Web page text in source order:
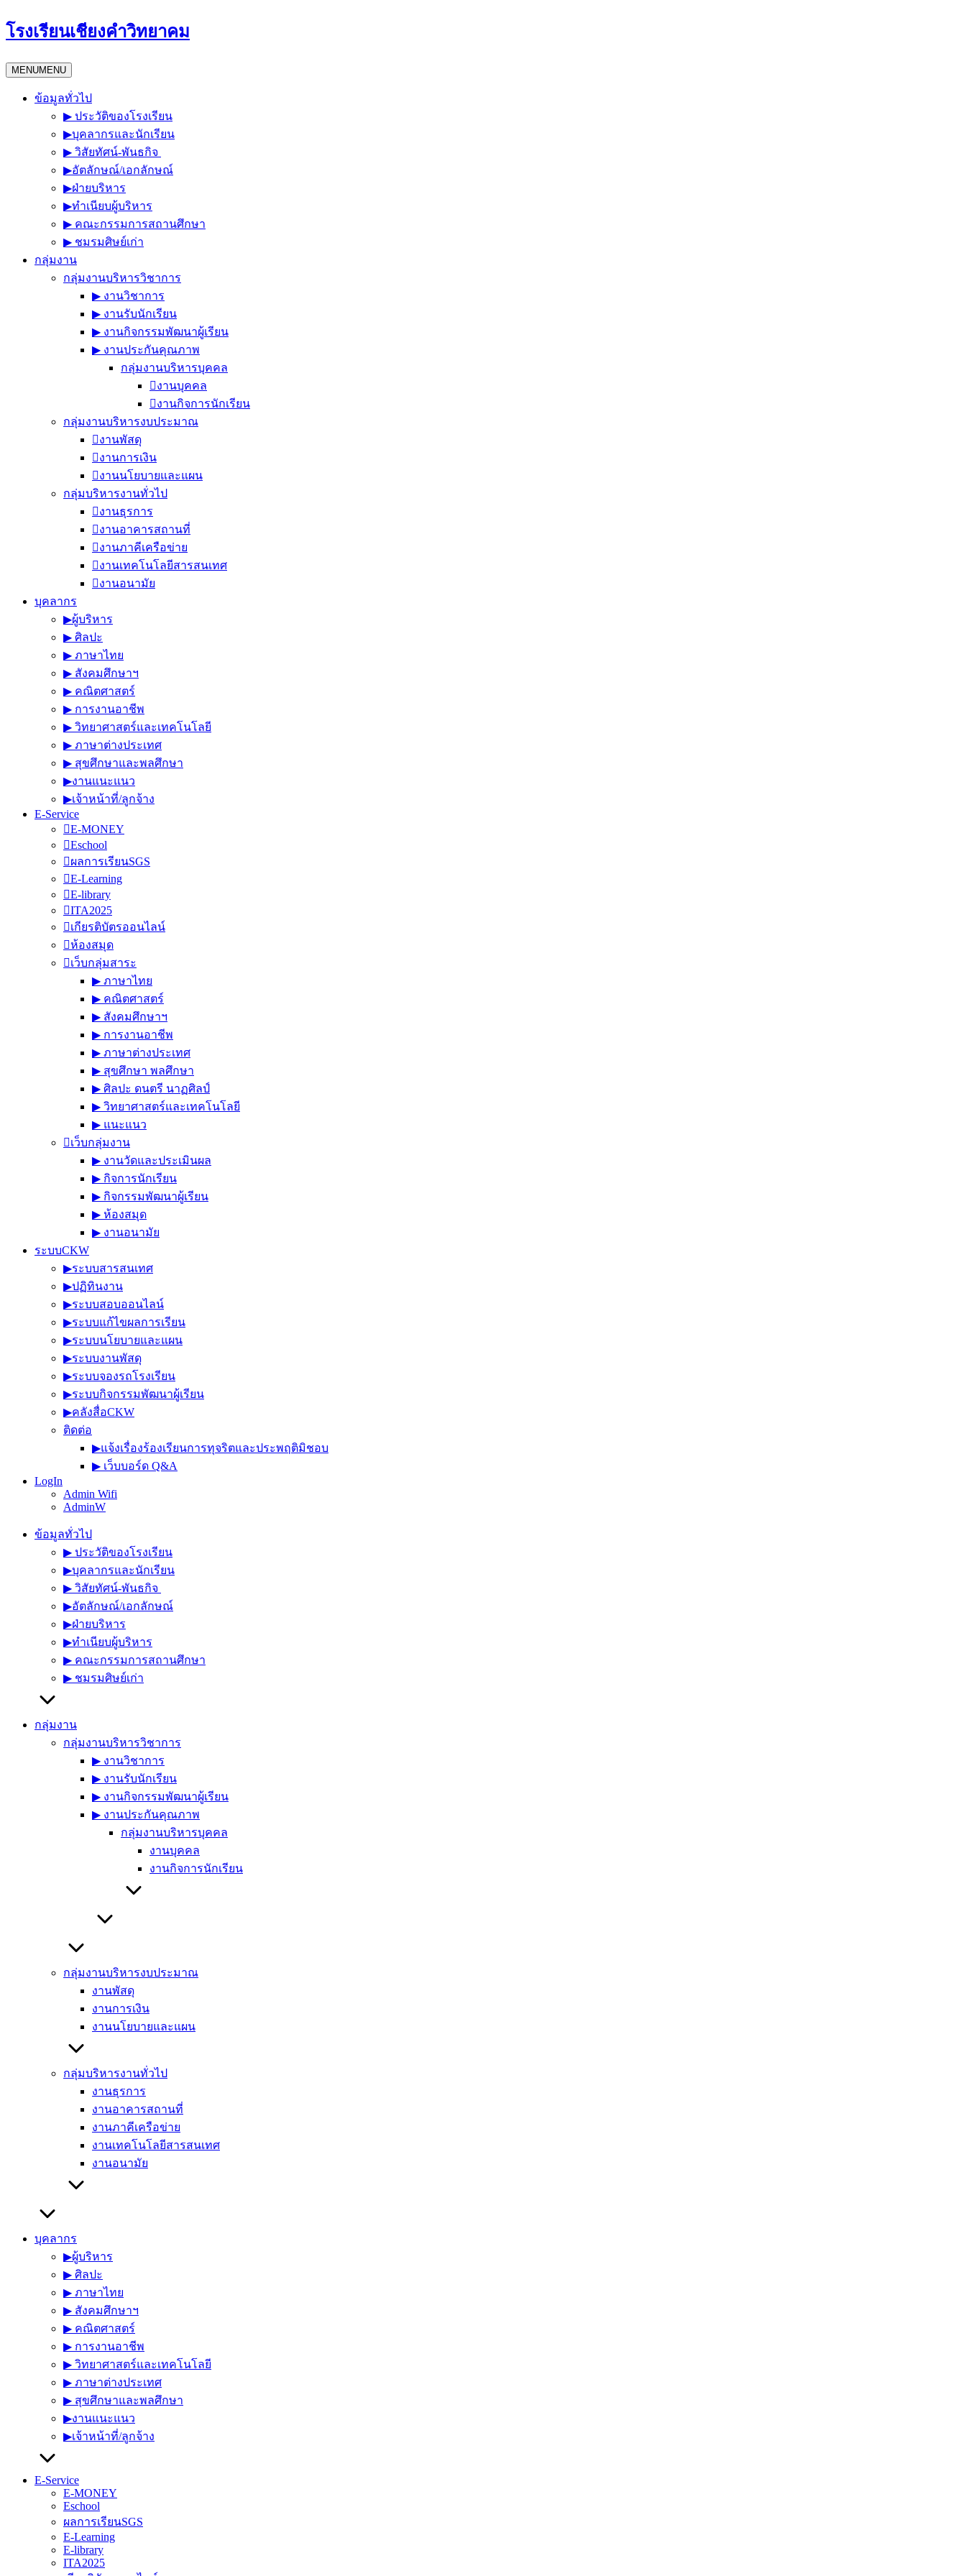
Skip
to
โรงเรียนเชียงคำวิทยาคม
MENUMENU
ข้อมูลทั่วไป
▶︎ ประวัติของโรงเรียน
▶︎บุคลากรและนักเรียน
▶︎ วิสัยทัศน์-พันธกิจ
▶︎อัตลักษณ์/เอกลักษณ์
▶︎ฝ่ายบริหาร
▶︎ทำเนียบผู้บริหาร
▶︎ คณะกรรมการสถานศึกษา
▶︎ ชมรมศิษย์เก่า
กลุ่มงาน
กลุ่มงานบริหารวิชาการ
▶︎ งานวิชาการ
▶︎ งานรับนักเรียน
▶︎ งานกิจกรรมพัฒนาผู้เรียน
▶︎ งานประกันคุณภาพ
กลุ่มงานบริหารบุคคล
งานบุคคล
งานกิจการนักเรียน
กลุ่มงานบริหารงบประมาณ
งานพัสดุ
งานการเงิน
งานนโยบายและแผน
กลุ่มบริหารงานทั่วไป
งานธุรการ
งานอาคารสถานที่
งานภาคีเครือข่าย
งานเทคโนโลยีสารสนเทศ
งานอนามัย
บุคลากร
▶︎ผู้บริหาร
▶︎ ศิลปะ
▶︎ ภาษาไทย
▶︎ สังคมศึกษาฯ
▶︎ คณิตศาสตร์
▶︎ การงานอาชีพ
▶︎ วิทยาศาสตร์และเทคโนโลยี
▶︎ ภาษาต่างประเทศ
▶︎ สุขศึกษาและพลศึกษา
▶︎งานแนะแนว
▶︎เจ้าหน้าที่/ลูกจ้าง
E-Service
E-MONEY
Eschool
ผลการเรียนSGS
E-Learning
E-library
ITA2025
เกียรติบัตรออนไลน์
ห้องสมุด
เว็บกลุ่มสาระ
▶︎ ภาษาไทย
▶︎ คณิตศาสตร์
▶︎ สังคมศึกษาฯ
▶︎ การงานอาชีพ
▶︎ ภาษาต่างประเทศ
▶︎ สุขศึกษา พลศึกษา
▶︎ ศิลปะ ดนตรี นาฏศิลป์
▶︎ วิทยาศาสตร์และเทคโนโลยี
▶︎ แนะแนว
เว็บกลุ่มงาน
▶︎ งานวัดและประเมินผล
▶︎ กิจการนักเรียน
▶︎ กิจกรรมพัฒนาผู้เรียน
▶︎ ห้องสมุด
▶︎ งานอนามัย
ระบบCKW
▶︎ระบบสารสนเทศ
▶︎ปฏิทินงาน
▶︎ระบบสอบออนไลน์
▶︎ระบบแก้ไขผลการเรียน
▶︎ระบบนโยบายและแผน
▶︎ระบบงานพัสดุ
▶︎ระบบจองรถโรงเรียน
▶︎ระบบกิจกรรมพัฒนาผู้เรียน
▶︎คลังสื่อCKW
ติดต่อ
▶︎แจ้งเรื่องร้องเรียนการทุจริตและประพฤติมิชอบ
▶︎ เว็บบอร์ด Q&A
LogIn
Admin Wifi
AdminW
ข้อมูลทั่วไป
▶︎ ประวัติของโรงเรียน
▶︎บุคลากรและนักเรียน
▶︎ วิสัยทัศน์-พันธกิจ
▶︎อัตลักษณ์/เอกลักษณ์
▶︎ฝ่ายบริหาร
▶︎ทำเนียบผู้บริหาร
▶︎ คณะกรรมการสถานศึกษา
▶︎ ชมรมศิษย์เก่า
กลุ่มงาน
กลุ่มงานบริหารวิชาการ
▶︎ งานวิชาการ
▶︎ งานรับนักเรียน
▶︎ งานกิจกรรมพัฒนาผู้เรียน
▶︎ งานประกันคุณภาพ
กลุ่มงานบริหารบุคคล
งานบุคคล
งานกิจการนักเรียน
กลุ่มงานบริหารงบประมาณ
งานพัสดุ
งานการเงิน
งานนโยบายและแผน
กลุ่มบริหารงานทั่วไป
งานธุรการ
งานอาคารสถานที่
งานภาคีเครือข่าย
งานเทคโนโลยีสารสนเทศ
งานอนามัย
บุคลากร
▶︎ผู้บริหาร
▶︎ ศิลปะ
▶︎ ภาษาไทย
▶︎ สังคมศึกษาฯ
▶︎ คณิตศาสตร์
▶︎ การงานอาชีพ
▶︎ วิทยาศาสตร์และเทคโนโลยี
▶︎ ภาษาต่างประเทศ
▶︎ สุขศึกษาและพลศึกษา
▶︎งานแนะแนว
▶︎เจ้าหน้าที่/ลูกจ้าง
E-Service
E-MONEY
Eschool
ผลการเรียนSGS
E-Learning
E-library
ITA2025